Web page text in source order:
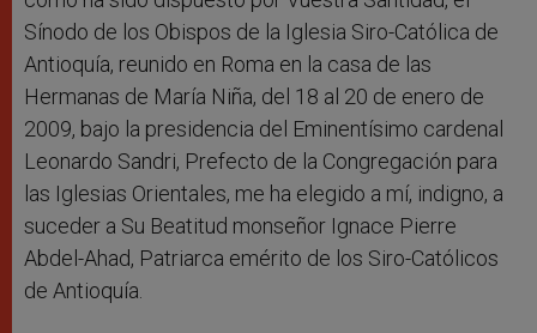
Sínodo de los Obispos de la Iglesia Siro-Católica de
Antioquía, reunido en Roma en la casa de las
Hermanas de María Niña, del 18 al 20 de enero de
2009, bajo la presidencia del Eminentísimo cardenal
Leonardo Sandri, Prefecto de la Congregación para
las Iglesias Orientales, me ha elegido a mí, indigno, a
suceder a Su Beatitud monseñor Ignace Pierre
Abdel-Ahad, Patriarca emérito de los Siro-Católicos
de Antioquía.